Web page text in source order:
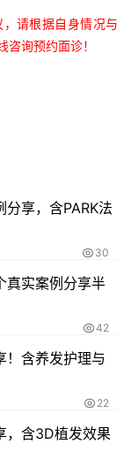
请根据自身情况与
询预约面诊！
享，含PARK法
30
真实案例分享半
42
！含养发护理与
22
，含3D植发效果